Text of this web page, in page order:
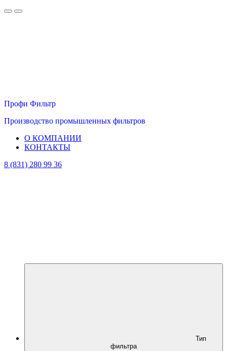
Профи Фильтр
Производство промышленных фильтров
О КОМПАНИИ
КОНТАКТЫ
8 (831) 280 99 36
фильтра